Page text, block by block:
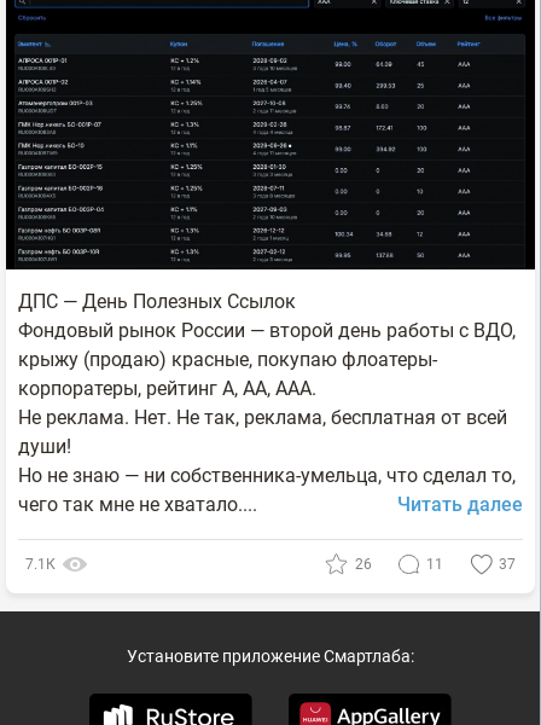
ДПС — День Полезных Ссылок
Фондовый рынок России — второй день работы с ВДО,
крыжу (продаю) красные, покупаю флоатеры-
корпоратеры, рейтинг А, АА, ААА.
Не реклама. Нет. Не так, реклама, бесплатная от всей
души!
Но не знаю — ни собственника-умельца, что сделал то,
чего так мне не хватало....
Читать далее
7.1К 26 11 37
Установите приложение Смартлаба: